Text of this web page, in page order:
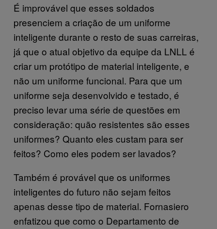
É improvável que esses soldados
presenciem a criação de um uniforme
inteligente durante o resto de suas carreiras,
já que o atual objetivo da equipe da LNLL é
criar um protótipo de material inteligente, e
não um uniforme funcional. Para que um
uniforme seja desenvolvido e testado, é
preciso levar uma série de questões em
consideração: quão resistentes são esses
uniformes? Quanto eles custam para ser
feitos? Como eles podem ser lavados?
Também é provável que os uniformes
inteligentes do futuro não sejam feitos
apenas desse tipo de material. Fornasiero
enfatizou que como o Departamento de